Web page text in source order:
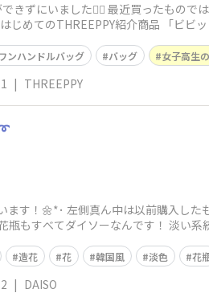
きずにいました😮‍💨 最近買ったもの
じめてのTHREEPPY紹介商品 「ビビ
ンハンドルバッグ バッグ 女子高生
| THREEPPY
ます！🌼*･ 左側真ん中は以前購入し
瓶もすべてダイソーなんです！ 淡い
造花 花 韓国風 淡色 花
| DAISO